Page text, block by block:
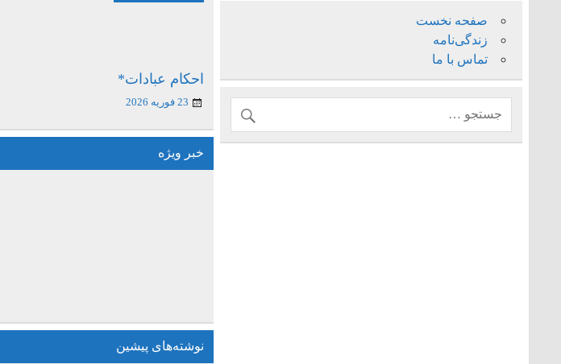
احکام عبادات*
23 فوریه 2026
خبر ویژه
نوشته‌های پیشین
صفحه نخست
زندگی‌نامه
تماس با ما